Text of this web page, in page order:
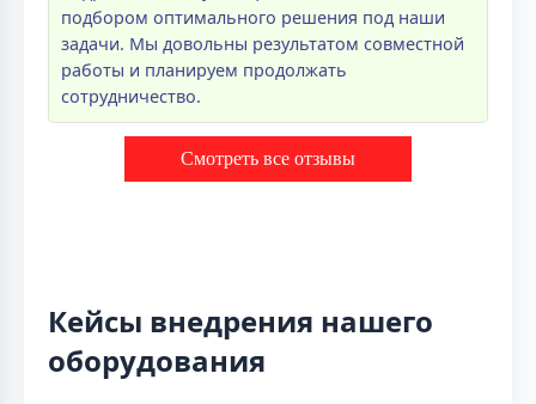
подбором оптимального решения под наши
задачи. Мы довольны результатом совместной
работы и планируем продолжать
сотрудничество.
Смотреть все отзывы
Кейсы внедрения нашего
оборудования